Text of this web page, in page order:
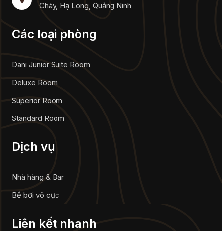
Cháy, Hạ Long, Quảng Ninh
Các loại phòng
Dani Junior Suite Room
Deluxe Room
Superior Room
Standard Room
Dịch vụ
Nhà hàng & Bar
Bể bơi vô cực
Liên kết nhanh